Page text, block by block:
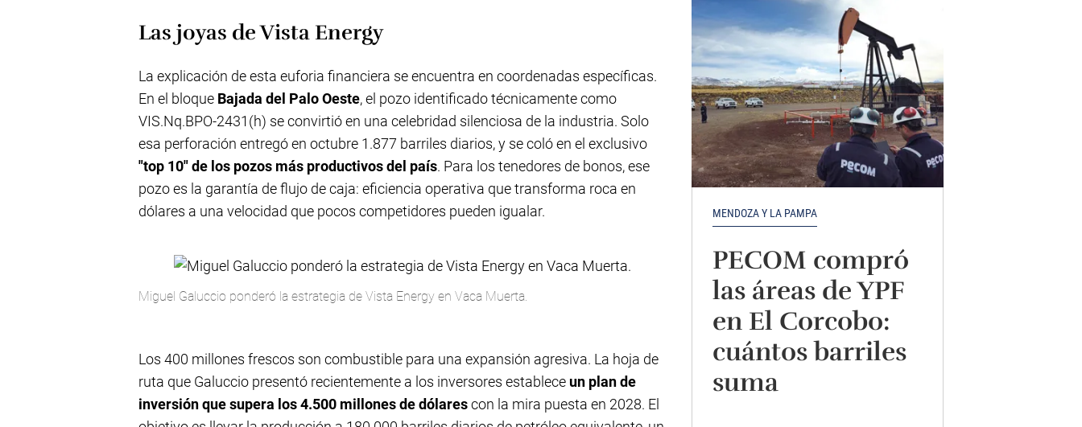
Las joyas de Vista Energy
La explicación de esta euforia financiera se encuentra en coordenadas específicas.
En el bloque Bajada del Palo Oeste, el pozo identificado técnicamente como
VIS.Nq.BPO-2431(h) se convirtió en una celebridad silenciosa de la industria. Solo
esa perforación entregó en octubre 1.877 barriles diarios, y se coló en el exclusivo
"top 10" de los pozos más productivos del país. Para los tenedores de bonos, ese
pozo es la garantía de flujo de caja: eficiencia operativa que transforma roca en
dólares a una velocidad que pocos competidores pueden igualar.
Miguel Galuccio ponderó la estrategia de Vista Energy en Vaca Muerta.
Los 400 millones frescos son combustible para una expansión agresiva. La hoja de
ruta que Galuccio presentó recientemente a los inversores establece un plan de
inversión que supera los 4.500 millones de dólarescon la mira puesta en 2028. El
MENDOZA Y LA PAMPA
PECOM compró
las áreas de YPF
en El Corcobo:
cuántos barriles
suma